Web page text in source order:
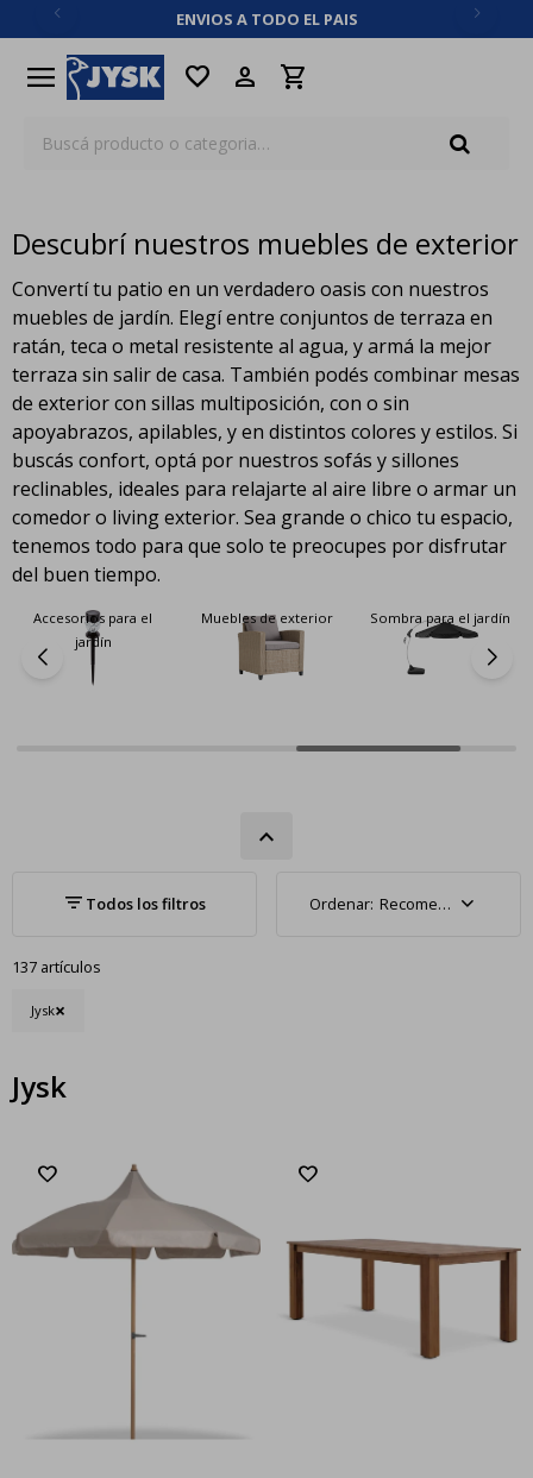
ENVIOS A TODO EL PAIS
menu favorite
Descubrí nuestros muebles de exterior
Convertí tu patio en un verdadero oasis con nuestros
muebles de jardín. Elegí entre conjuntos de terraza en
ratán, teca o metal resistente al agua, y armá la mejor
terraza sin salir de casa. También podés combinar mesas
de exterior con sillas multiposición, con o sin
apoyabrazos, apilables, y en distintos colores y estilos. Si
buscás confort, optá por nuestros sofás y sillones
reclinables, ideales para relajarte al aire libre o armar un
comedor o living exterior. Sea grande o chico tu espacio,
tenemos todo para que solo te preocupes por disfrutar
del buen tiempo.
Accesorios para el
jardín
Muebles de exterior Sombra para el jardín
Recomendados
137 artículos
Jysk
Jysk
close